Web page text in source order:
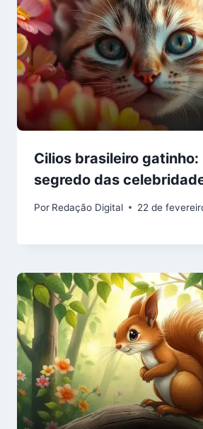
Cilios brasileiro
segredo das
Por Redação Digital 22 de